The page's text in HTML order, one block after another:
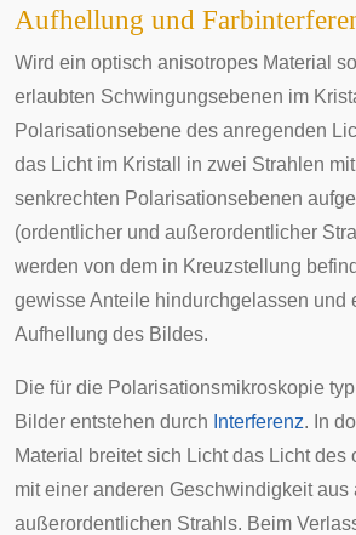
Aufhellung und
Wird ein optisch anisotropes Material
erlaubten Schwingungsebenen im
Polarisationsebene des anregenden
das Licht im Kristall in zwei Strahlen
senkrechten Polarisationsebenen
(ordentlicher und außerordentlicher
werden von dem in Kreuzstellung
gewisse Anteile hindurchgelassen und
Aufhellung des Bildes.
Die für die Polarisationsmikroskopie
Bilder entstehen durch Interferenz. In
Material breitet sich Licht das Licht des
mit einer anderen Geschwindigkeit aus
außerordentlichen Strahls. Beim